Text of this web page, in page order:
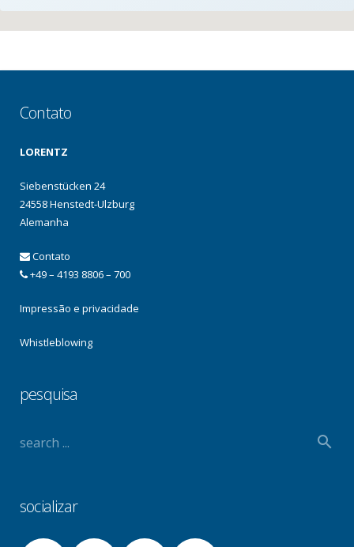
Contato
LORENTZ
Siebenstücken 24
24558 Henstedt-Ulzburg
Alemanha
Contato
+49 – 4193 8806 – 700
Impressão e privacidade
Whistleblowing
pesquisa
socializar